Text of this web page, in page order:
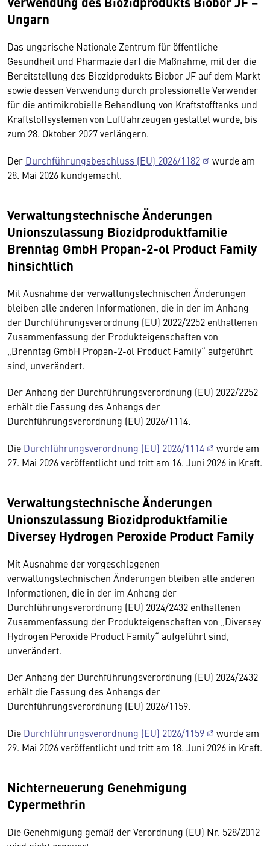
Ungarn
Das ungarische Nationale Zentrum für öffentliche
Gesundheit und Pharmazie darf die Maßnahme, mit der die
Bereitstellung des Biozidprodukts Biobor JF auf dem Markt
sowie dessen Verwendung durch professionelle Verwender
für die antimikrobielle Behandlung von Kraftstofftanks und
Kraftstoffsystemen von Luftfahrzeugen gestattet wurde, bis
zum 28. Oktober 2027 verlängern.
Der Durchführungsbeschluss (EU) 2026/1182
wurde am
28. Mai 2026 kundgemacht.
Verwaltungstechnische Änderungen
Unionszulassung Biozidproduktfamilie
Brenntag GmbH Propan-2-ol Product Family
hinsichtlich
Mit Ausnahme der verwaltungstechnischen Änderungen
bleiben alle anderen Informationen, die in der im Anhang
der Durchführungsverordnung (EU) 2022/2252 enthaltenen
Zusammenfassung der Produkteigenschaften von
„Brenntag GmbH Propan-2-ol Product Family“ aufgeführt
sind, unverändert.
Der Anhang der Durchführungsverordnung (EU) 2022/2252
erhält die Fassung des Anhangs der
Durchführungsverordnung (EU) 2026/1114.
Die Durchführungsverordnung (EU) 2026/1114
wurde am
27. Mai 2026 veröffentlicht und tritt am 16. Juni 2026 in Kraft.
Verwaltungstechnische Änderungen
Unionszulassung Biozidproduktfamilie
Diversey Hydrogen Peroxide Product Family
Mit Ausnahme der vorgeschlagenen
verwaltungstechnischen Änderungen bleiben alle anderen
Informationen, die in der im Anhang der
Durchführungsverordnung (EU) 2024/2432 enthaltenen
Zusammenfassung der Produkteigenschaften von „Diversey
Hydrogen Peroxide Product Family“ aufgeführt sind,
unverändert.
Der Anhang der Durchführungsverordnung (EU) 2024/2432
erhält die Fassung des Anhangs der
Durchführungsverordnung (EU) 2026/1159.
Die Durchführungsverordnung (EU) 2026/1159
wurde am
29. Mai 2026 veröffentlicht und tritt am 18. Juni 2026 in Kraft.
Nichterneuerung Genehmigung
Cypermethrin
Die Genehmigung gemäß der Verordnung (EU) Nr. 528/2012